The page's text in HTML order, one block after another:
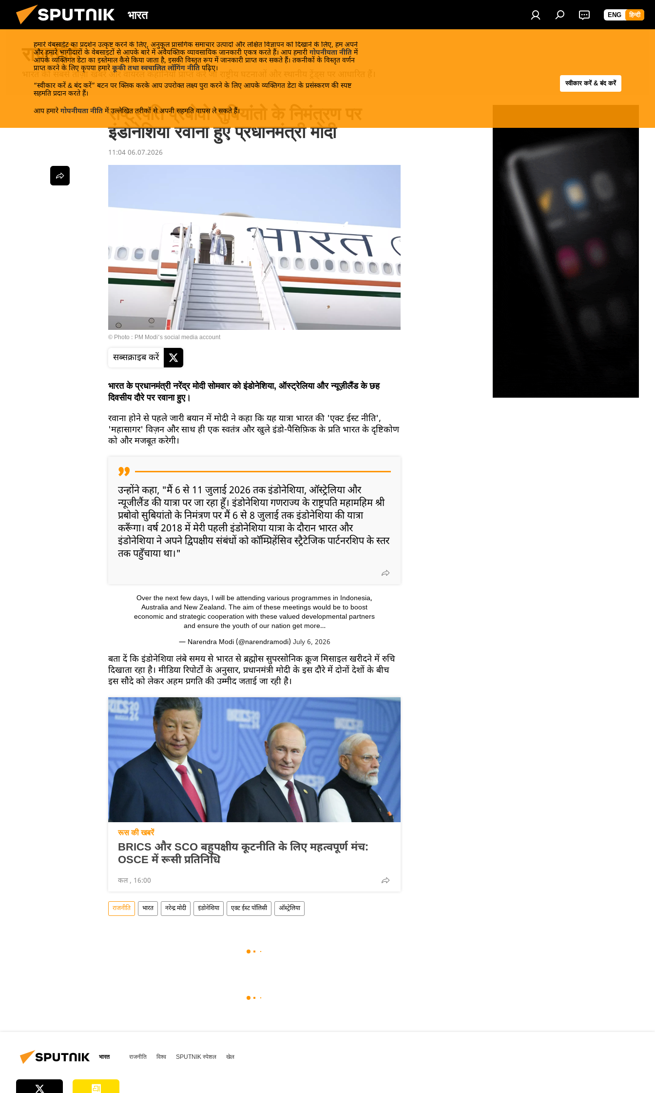
भारत ENG हिन्दी
हमारे वेबसाईट का प्रदर्शन उत्कृष्ट करने के लिए, अनुकूल प्रासंगिक समाचार उत्पादों और लक्षित विज्ञापन को दिखाने के लिए, हम अपने
और हमारे भागीदारों के वेबसाइटों से आपके बारे में अवैयक्तिक व्यावसायिक जानकारी एकत्र करते हैं। आप हमारी गोपनीयता नीति में
आपके व्यक्तिगत डेटा का इस्तेमाल कैसे किया जाता है, इसकी विस्तृत रूप में जानकारी प्राप्त कर सकते हैं। तकनीकों के विस्तृत वर्णन
प्राप्त करने के लिए कृपया हमारे कूकी तथा स्वचालित लॉगिंग नीति पढ़िए।
“स्वीकार करें & बंद करें” बटन पर क्लिक करके आप उपरोक्त लक्ष्य पुरा करने के लिए आपके व्यक्तिगत डेटा के प्रसंस्करण की स्पष्ट
सहमति प्रदान करते हैं।
आप हमारे गोपनीयता नीति में उल्लेखित तरीकों से अपनी सहमति वापस ले सकते हैं।
स्वीकार करें & बंद करें
राजनीति
भारत की सबसे ताज़ा खबरें और वायरल कहानियाँ प्राप्त करें जो राष्ट्रीय घटनाओं और स्थानीय ट्रेंड्स पर आधारित हैं।
राष्ट्रपति प्रबोवो सुबियांतो के निमंत्रण पर
इंडोनेशिया रवाना हुए प्रधानमंत्री मोदी
11:04 06.07.2026
© Photo : PM Modi’s social media account
सब्सक्राइब करें
भारत के प्रधानमंत्री नरेंद्र मोदी सोमवार को इंडोनेशिया, ऑस्ट्रेलिया और न्यूज़ीलैंड के छह
दिवसीय दौरे पर रवाना हुए।
रवाना होने से पहले जारी बयान में मोदी ने कहा कि यह यात्रा भारत की 'एक्ट ईस्ट नीति',
'महासागर' विज़न और साथ ही एक स्वतंत्र और खुले इंडो-पैसिफ़िक के प्रति भारत के दृष्टिकोण
को और मजबूत करेगी।
उन्होंने कहा, "मैं 6 से 11 जुलाई 2026 तक इंडोनेशिया, ऑस्ट्रेलिया और
न्यूजीलैंड की यात्रा पर जा रहा हूँ। इंडोनेशिया गणराज्य के राष्ट्रपति महामहिम श्री
प्रबोवो सुबियांतो के निमंत्रण पर मैं 6 से 8 जुलाई तक इंडोनेशिया की यात्रा
करूँगा। वर्ष 2018 में मेरी पहली इंडोनेशिया यात्रा के दौरान भारत और
इंडोनेशिया ने अपने द्विपक्षीय संबंधों को कॉम्प्रिहेंसिव स्ट्रैटेजिक पार्टनरशिप के स्तर
तक पहुँचाया था।"
Over the next few days, I will be attending various programmes in Indonesia,
Australia and New Zealand. The aim of these meetings would be to boost
economic and strategic cooperation with these valued developmental partners
and ensure the youth of our nation get more…
— Narendra Modi (@narendramodi) July 6, 2026
बता दें कि इंडोनेशिया लंबे समय से भारत से ब्रह्मोस सुपरसोनिक क्रूज मिसाइल खरीदने में रुचि
दिखाता रहा है। मीडिया रिपोर्टों के अनुसार, प्रधानमंत्री मोदी के इस दौरे में दोनों देशों के बीच
इस सौदे को लेकर अहम प्रगति की उम्मीद जताई जा रही है।
रूस की खबरें
BRICS और SCO बहुपक्षीय कूटनीति के लिए महत्वपूर्ण मंच:
OSCE में रूसी प्रतिनिधि
कल , 16:00
राजनीति भारत नरेन्द्र मोदी इंडोनेशिया एक्ट ईस्ट पॉलिसी ऑस्ट्रेलिया
भारत राजनीति विश्व SPUTNIK स्पेशल खेल